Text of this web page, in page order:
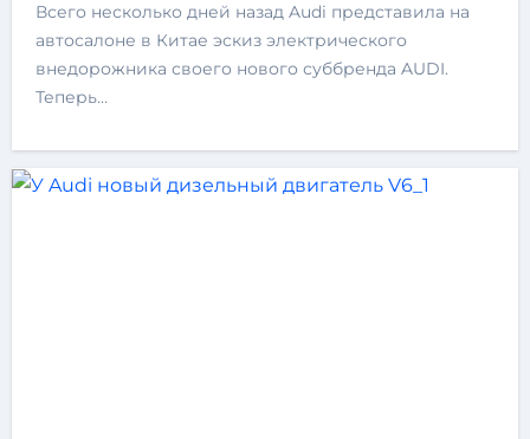
Всего несколько дней назад Audi представила на
автосалоне в Китае эскиз электрического
внедорожника своего нового суббренда AUDI.
Теперь…